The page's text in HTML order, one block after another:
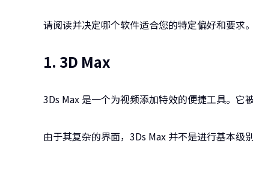
请阅读并决定哪个软件适合您的特定偏好和要求。
1. 3D Max
3Ds Max 是一个为视频添加特效的便捷工具。它
由于其复杂的界面，3Ds Max 并不是进行基本级